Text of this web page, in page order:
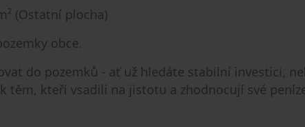
(Ostatní plocha)
obce.
do pozemků - ať už hledáte stabilní investici,
těm, kteří vsadili na jistotu a zhodnocují své